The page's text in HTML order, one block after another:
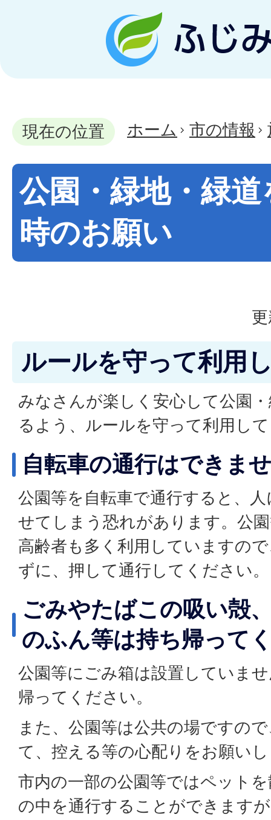
現在の位置 ホーム 市の情報
公園・緑地・緑
時のお願い
ルールを守って利用
みなさんが楽しく安心して公園
るよう、ルールを守って利用し
自転車の通行はできま
公園等を自転車で通行すると、
せてしまう恐れがあります。公
高齢者も多く利用していますの
ずに、押して通行してください。
ごみやたばこの吸い殻
のふん等は持ち帰って
公園等にごみ箱は設置していま
帰ってください。
また、公園等は公共の場ですの
て、控える等の心配りをお願い
市内の一部の公園等ではペット
の中を通行することができます